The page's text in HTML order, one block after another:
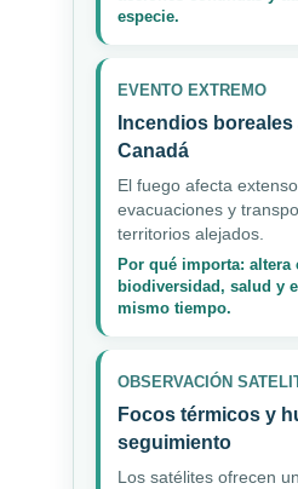
especie.
EVENTO EXTREMO
Incendios
Canadá
El fuego afecta
evacuaciones y
territorios alejados.
Por qué importa: altera
biodiversidad, salud y
mismo tiempo.
OBSERVACIÓN
Focos térmicos y
seguimiento
Los satélites ofrecen